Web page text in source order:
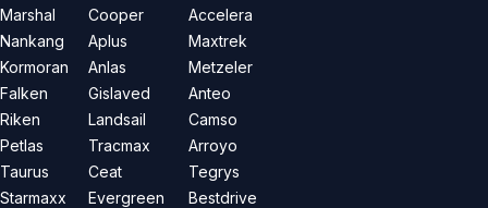
Marshal
Nankang
Kormoran
Falken
Riken
Petlas
Taurus
Starmaxx
Cooper
Aplus
Anlas
Gislaved
Landsail
Tracmax
Ceat
Evergreen
Accelera
Maxtrek
Metzeler
Anteo
Camso
Arroyo
Tegrys
Bestdrive